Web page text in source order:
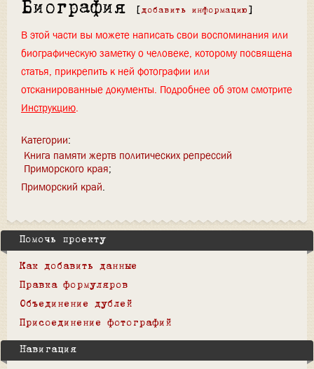
Биография [ добавить информацию ]
В этой части вы можете написать свои воспоминания или
биографическую заметку о человеке, которому посвящена
статья, прикрепить к ней фотографии или
отсканированные документы. Подробнее об этом смотрите
Инструкцию.
Категории:
Книга памяти жертв политических репрессий
Приморского края
Приморский край
Помочь проекту
Как добавить данные
Правка формуляров
Объединение дублей
Присоединение фотографий
Навигация